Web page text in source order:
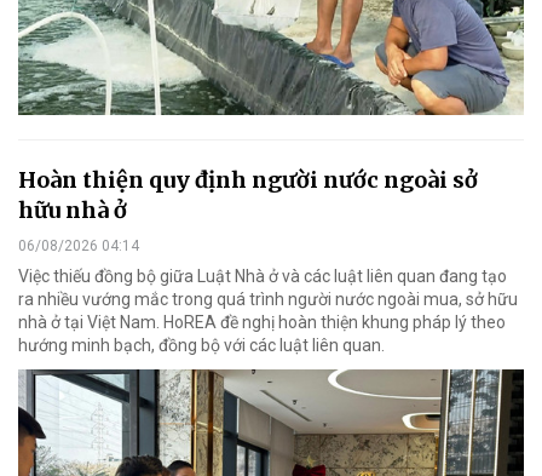
Hoàn thiện quy định người nước ngoài sở
hữu nhà ở
06/08/2026 04:14
Việc thiếu đồng bộ giữa Luật Nhà ở và các luật liên quan đang tạo
ra nhiều vướng mắc trong quá trình người nước ngoài mua, sở hữu
nhà ở tại Việt Nam. HoREA đề nghị hoàn thiện khung pháp lý theo
hướng minh bạch, đồng bộ với các luật liên quan.